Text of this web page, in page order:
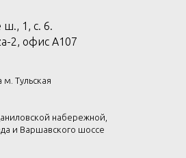
1, с. 6.
2, офис А107
Тульская
набережной,
и Варшавского шоссе